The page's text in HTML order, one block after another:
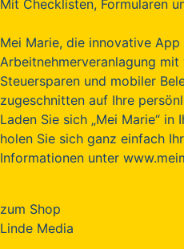
Mit Checklisten, Formularen
Mei Marie, die innovative App
Arbeitnehmerveranlagung mit
Steuersparen und mobiler
zugeschnitten auf Ihre
Laden Sie sich „Mei Marie“
holen Sie sich ganz einfach
Informationen unter
zum Shop
Linde Media